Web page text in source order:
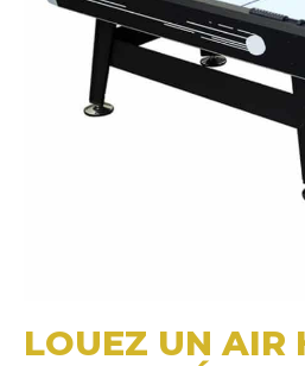
LOUEZ UN AIR